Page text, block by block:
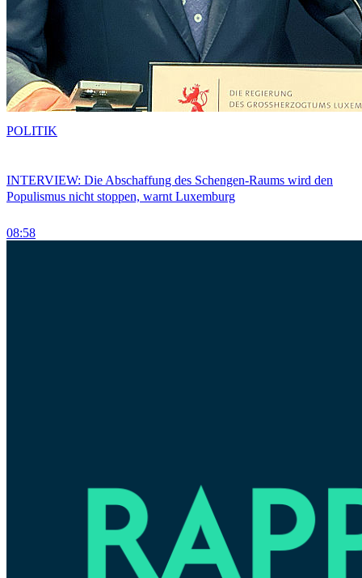
INTERVIEW: Die Abschaffung des Schengen-Raums wird den
Populismus nicht stoppen, warnt Luxemburg
08:58
POLITIK